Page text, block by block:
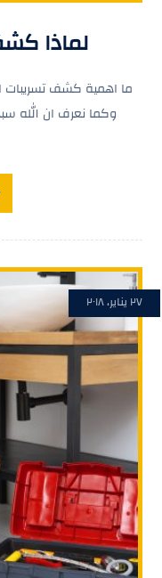
لماذا
ما اهمية كشف تسريبات
وكما نعرف ان الله
٢٧ يناير، ٢٠١٨